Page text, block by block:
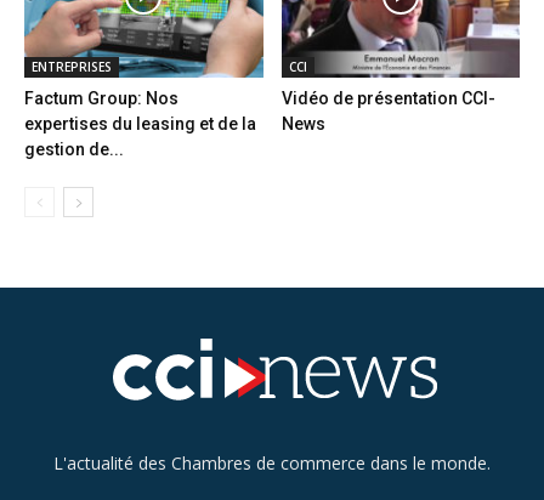
ENTREPRISES
Factum Group: Nos
expertises du leasing et de la
gestion de...
CCI
Vidéo de présentation CCI-
News
L'actualité des Chambres de commerce dans le monde.